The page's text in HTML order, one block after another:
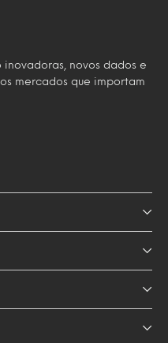
novos dados e
mercados que importam